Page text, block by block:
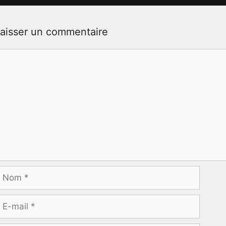
un commentaire